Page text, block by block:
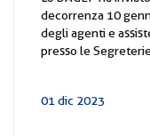
decorrenza 10
degli agenti e
presso le
01 dic 2023